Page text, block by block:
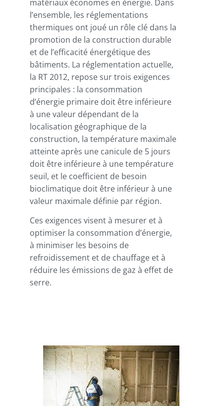
matériaux économes en énergie. Dans
l’ensemble, les réglementations
thermiques ont joué un rôle clé dans la
promotion de la construction durable
et de l’efficacité énergétique des
bâtiments. La réglementation actuelle,
la RT 2012, repose sur trois exigences
principales : la consommation
d’énergie primaire doit être inférieure
à une valeur dépendant de la
localisation géographique de la
construction, la température maximale
atteinte après une canicule de 5 jours
doit être inférieure à une température
seuil, et le coefficient de besoin
bioclimatique doit être inférieur à une
valeur maximale définie par région.
Ces exigences visent à mesurer et à
optimiser la consommation d’énergie,
à minimiser les besoins de
refroidissement et de chauffage et à
réduire les émissions de gaz à effet de
serre.